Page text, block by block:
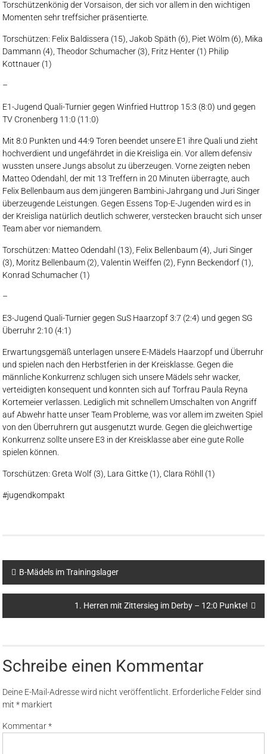
Torschützenkönig der Vorsaison, der sich vor allem in den wichtigen
Momenten sehr treffsicher präsentierte.
Torschützen: Felix Baldissera (15), Jakob Späth (6), Piet Wölm (6), Mika
Dammann (4), Theodor Schumacher (3), Fritz Henter (1) Philip
Kottnauer (1)
–
E1-Jugend Quali-Turnier gegen Winfried Huttrop 15:3 (8:0) und gegen
TV Cronenberg 11:0 (11:0)
Mit 8:0 Punkten und 44:9 Toren beendet unsere E1 ihre Quali und zieht
hochverdient und ungefährdet in die Kreisliga ein. Vor allem defensiv
wussten unsere Jungs absolut zu überzeugen. Vorne zeigten neben
Matteo Odendahl, der mit 13 Treffern in 20 Minuten überragte, auch
Felix Bellenbaum aus dem jüngeren Bambini-Jahrgang und Juri Singer
überzeugende Leistungen. Gegen Essens Top-E-Jugenden wird es in
der Kreisliga natürlich deutlich schwerer, verstecken braucht sich unser
Team aber vor niemandem.
Torschützen: Matteo Odendahl (13), Felix Bellenbaum (4), Juri Singer
(3), Moritz Bellenbaum (2), Valentin Weiffen (2), Fynn Beckendorf (1),
Konrad Schumacher (1)
–
E3-Jugend Quali-Turnier gegen SuS Haarzopf 3:7 (2:4) und gegen SG
Überruhr 2:10 (4:1)
Erwartungsgemäß unterlagen unsere E-Mädels Haarzopf und Überruhr
und spielen nach den Herbstferien in der Kreisklasse. Gegen die
männliche Konkurrenz schlugen sich unsere Mädels sehr wacker,
verteidigten konsequent und konnten sich auf Torfrau Paula Reyna
Kortemeier verlassen. Lediglich mit schnellem Umschalten von Angriff
auf Abwehr hatte unser Team Probleme, was vor allem im zweiten Spiel
von den Überruhrern gut ausgenutzt wurde. Gegen die gleichwertige
Konkurrenz sollte unsere E3 in der Kreisklasse aber eine gute Rolle
spielen können.
Torschützen: Greta Wolf (3), Lara Gittke (1), Clara Röhll (1)
#jugendkompakt
B-Mädels im Trainingslager
1. Herren mit Zittersieg im Derby – 12:0 Punkte!
Schreibe einen Kommentar
Deine E-Mail-Adresse wird nicht veröffentlicht. Erforderliche Felder sind
mit* markiert
Kommentar*